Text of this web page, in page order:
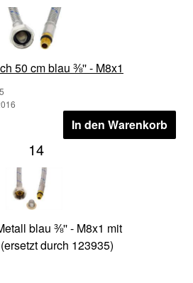
50 cm blau ⅜'' - M8x1
In den Warenkorb
14
blau ⅜'' - M8x1 mit
durch 123935)